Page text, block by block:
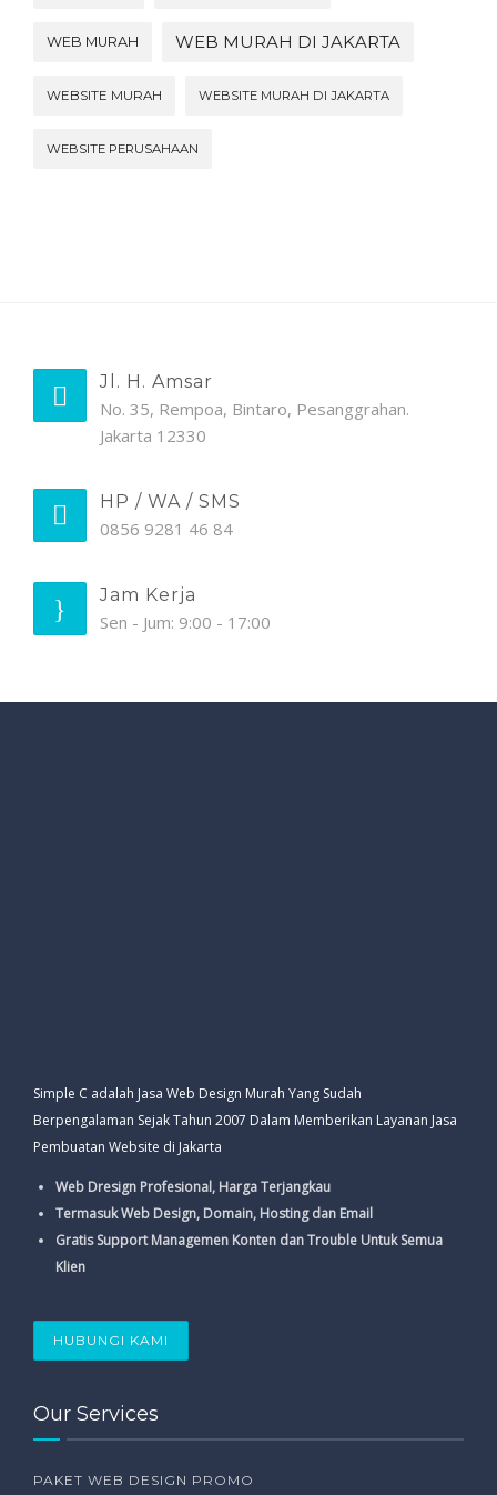
WEB MURAH WEB MURAH DI JAKARTA
WEBSITE MURAH WEBSITE MURAH DI JAKARTA
WEBSITE PERUSAHAAN
Jl. H. Amsar
No. 35, Rempoa, Bintaro, Pesanggrahan.
Jakarta 12330
HP / WA / SMS
0856 9281 46 84
Jam Kerja
Sen - Jum: 9:00 - 17:00
Simple C adalah Jasa Web Design Murah Yang Sudah
Berpengalaman Sejak Tahun 2007 Dalam Memberikan Layanan Jasa
Pembuatan Website di Jakarta
Web Dresign Profesional, Harga Terjangkau
Termasuk Web Design, Domain, Hosting dan Email
Gratis Support Managemen Konten dan Trouble Untuk Semua
Klien
HUBUNGI KAMI
Our Services
PAKET WEB DESIGN PROMO